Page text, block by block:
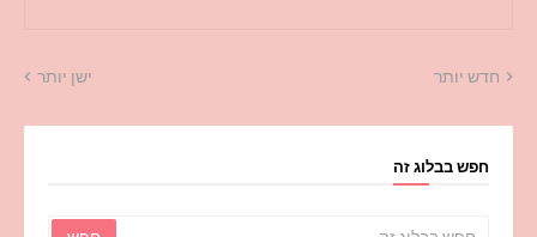
חדש יותר ישן יותר
חפש בבלוג זה